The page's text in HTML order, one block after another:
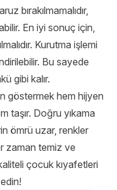
bırakılmamalıdır,
En iyi sonuç için,
Kurutma işlemi
Bu sayede
gibi kalır.
göstermek hem hijyen
taşır. Doğru yıkama
ömrü uzar, renkler
zaman temiz ve
çocuk kıyafetleri